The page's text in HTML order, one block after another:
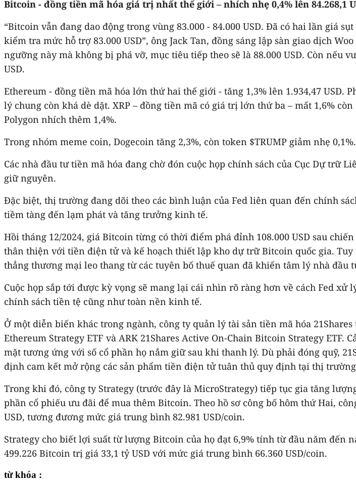
Bitcoin - đồng tiền mã hóa giá trị nhất thế giới – nhích nhẹ 0,4% lên
“Bitcoin vẫn đang dao động trong vùng 83.000 - 84.000 USD. Đã có hai lần giá
kiểm tra mức hỗ trợ 83.000 USD”, ông Jack Tan, đồng sáng lập sàn giao dịch
ngưỡng này mà không bị phá vỡ, mục tiêu tiếp theo sẽ là 88.000 USD. Còn nếu
USD.
Ethereum - đồng tiền mã hóa lớn thứ hai thế giới - tăng 1,3% lên 1.934,47
lý chung còn khá dè dặt. XRP – đồng tiền mã có giá trị lớn thứ ba – mất 1,6%
Polygon nhích thêm 1,4%.
Trong nhóm meme coin, Dogecoin tăng 2,3%, còn token $TRUMP giảm nhẹ 0,1%.
Các nhà đầu tư tiền mã hóa đang chờ đón cuộc họp chính sách của Cục Dự trữ
giữ nguyên.
Đặc biệt, thị trường đang dõi theo các bình luận của Fed liên quan đến chính
tiềm tàng đến lạm phát và tăng trưởng kinh tế.
Hồi tháng 12/2024, giá Bitcoin từng có thời điểm phá đỉnh 108.000 USD sau
thân thiện với tiền điện tử và kế hoạch thiết lập kho dự trữ Bitcoin quốc gia.
thẳng thương mại leo thang từ các tuyên bố thuế quan đã khiến tâm lý nhà đầu
Cuộc họp sắp tới được kỳ vọng sẽ mang lại cái nhìn rõ ràng hơn về cách Fed
chính sách tiền tệ cũng như toàn nền kinh tế.
Ở một diễn biến khác trong ngành, công ty quản lý tài sản tiền mã hóa
Ethereum Strategy ETF và ARK 21Shares Active On-Chain Bitcoin Strategy ETF.
mặt tương ứng với số cổ phần họ nắm giữ sau khi thanh lý. Dù phải đóng quỹ,
định cam kết mở rộng các sản phẩm tiền điện tử tuân thủ quy định tại thị
Trong khi đó, công ty Strategy (trước đây là MicroStrategy) tiếp tục gia tăng
phần cổ phiếu ưu đãi để mua thêm Bitcoin. Theo hồ sơ công bố hôm thứ Hai,
USD, tương đương mức giá trung bình 82.981 USD/coin.
Strategy cho biết lợi suất từ lượng Bitcoin của họ đạt 6,9% tính từ đầu năm đến
499.226 Bitcoin trị giá 33,1 tỷ USD với mức giá trung bình 66.360 USD/coin.
từ khóa :